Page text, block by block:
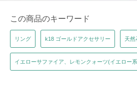
この商品のキーワード
リング k18 ゴールドアクセサリー 天然
イエローサファイア、レモンクォーツ(イエロー